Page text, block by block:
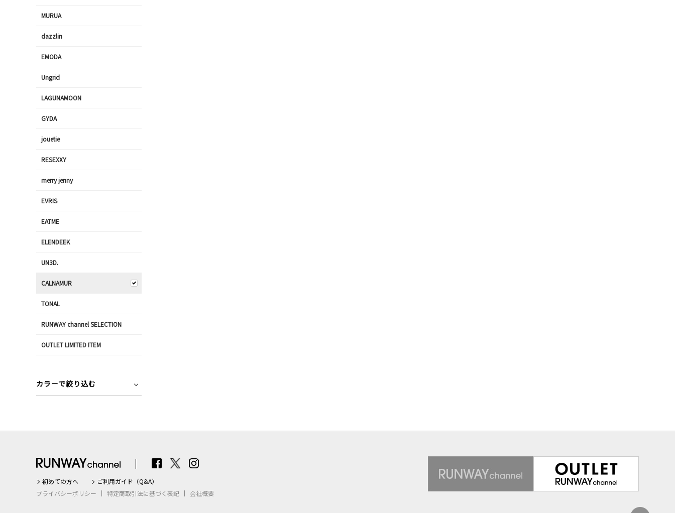
MURUA
dazzlin
EMODA
Ungrid
LAGUNAMOON
GYDA
jouetie
RESEXXY
merry jenny
EVRIS
EATME
ELENDEEK
UN3D.
CALNAMUR
TONAL
RUNWAY channel SELECTION
OUTLET LIMITED ITEM
カラーで絞り込む
初めての方へ
ご利用ガイド（Q&A）
プライバシーポリシー
特定商取引法に基づく表記 会社概要